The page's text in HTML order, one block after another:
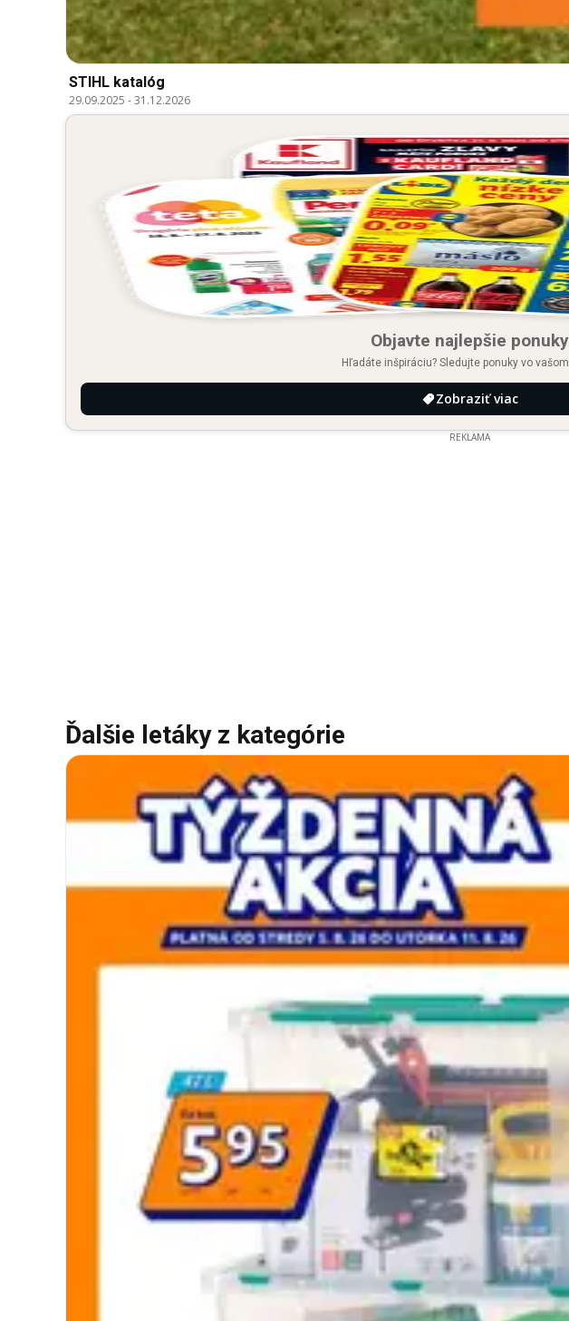
STIHL katalóg
29.09.2025 -31.12.2026
Objavte najlepšie ponuky
Hľadáte inšpiráciu? Sledujte ponuky vo
Zobraziť viac
REKLAMA
Ďalšie letáky z kategórie